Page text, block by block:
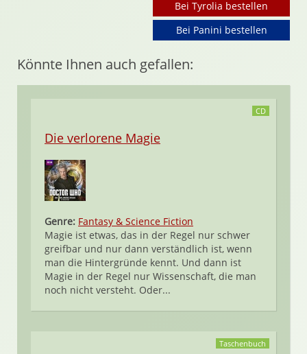
Bei Tyrolia bestellen
Bei Panini bestellen
Könnte Ihnen auch gefallen:
CD
Die verlorene Magie
Genre: Fantasy & Science Fiction
Magie ist etwas, das in der Regel nur schwer
greifbar und nur dann verständlich ist, wenn
man die Hintergründe kennt. Und dann ist
Magie in der Regel nur Wissenschaft, die man
noch nicht versteht. Oder...
Taschenbuch